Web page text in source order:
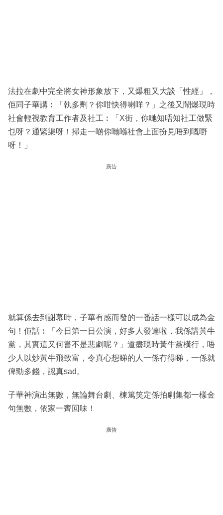
法拉在劇中完全將女神形象放下，又爆粗又大談「性經」，
佢同子華講︰「執多劑？你咁快得喇咩？」之後又鬧爆現時
社會輕視教育工作者及社工︰「X街，你哋知唔知社工做緊
乜呀？通緊渠呀！掃走一啲你哋喺社會上面扮見唔到嘅嘢
呀！」
廣告
就算係去到謝幕時，子華有感而發的一番話一樣可以成為金
句！佢話︰「今日第一日公演，好多人發達啦，我係講黃牛
黨，其實這又何嘗不是悲劇呢？」道盡現時黃牛黨橫行，唔
少人以炒黃牛飛致富，令真心想睇的人一係冇得睇，一係就
俾勁多錢，認真sad。
子華神演出無數，無論舞台劇、棟篤笑定係拍劇集都一樣金
句無數，依家一齊回味！
廣告